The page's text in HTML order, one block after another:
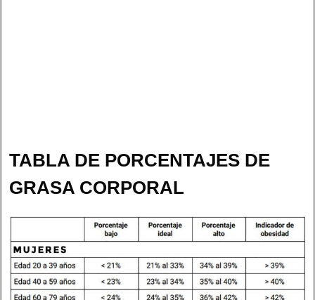
TABLA DE PORCENTAJES DE
GRASA CORPORAL